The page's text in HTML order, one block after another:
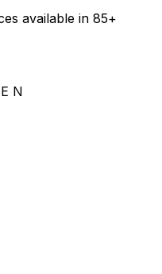
available in 85+
N